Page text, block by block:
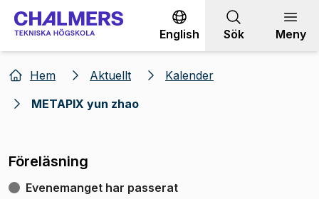
Gå till innehållet
English Sök Meny
Hem Aktuellt
Kalender
METAPIX yun zhao
Föreläsning
Evenemanget har passerat